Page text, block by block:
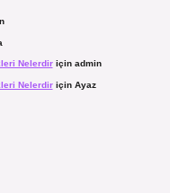
Nelerdiriçin admin
Nelerdiriçin Ayaz